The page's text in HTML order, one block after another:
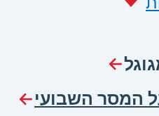
המסר השבועי